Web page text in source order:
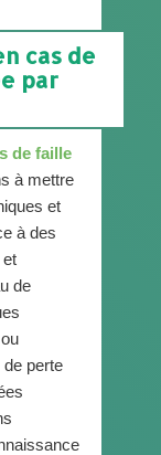
cas de
par
de faille
à mettre
et
à des
de
de perte